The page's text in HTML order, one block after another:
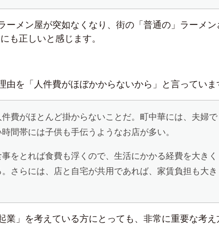
ーメン屋が突如なくなり、街の「普通の」ラーメン
も正しいと感じます。
由を「人件費がほぼかからないから」と言っていま
費がほとんど掛からないことだ。町中華には、夫婦で
間帯には子供も手伝うようなお店が多い。
をとれば食費も浮くので、生活にかかる経費を大きく
さらには、店と自宅が共用であれば、家賃負担も大き
業」を考えている方にとっても、非常に重要な考え